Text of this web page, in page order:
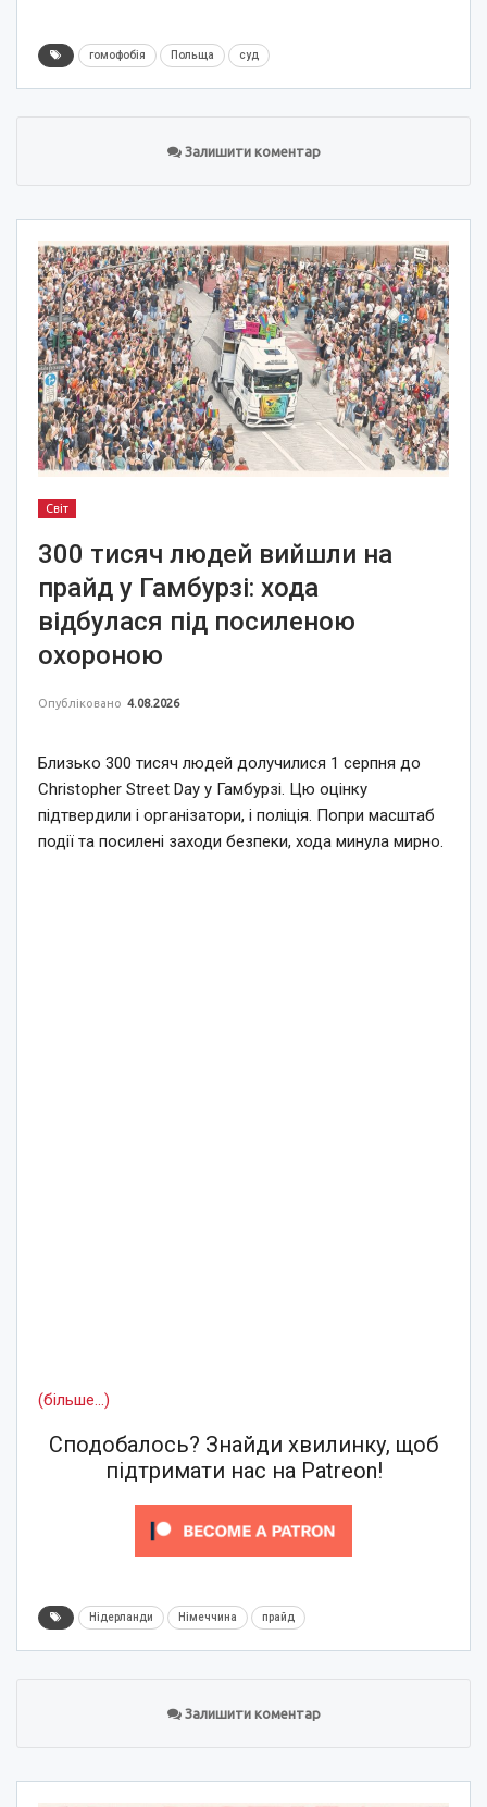
гомофобія Польща суд
Залишити коментар
Світ
300 тисяч людей вийшли на
прайд у Гамбурзі: хода
відбулася під посиленою
охороною
Опубліковано 4.08.2026
Близько 300 тисяч людей долучилися 1 серпня до
Christopher Street Day у Гамбурзі. Цю оцінку
підтвердили і організатори, і поліція. Попри масштаб
події та посилені заходи безпеки, хода минула мирно.
(більше…)
Сподобалось? Знайди хвилинку, щоб
підтримати нас на Patreon!
Нідерланди Німеччина прайд
Залишити коментар